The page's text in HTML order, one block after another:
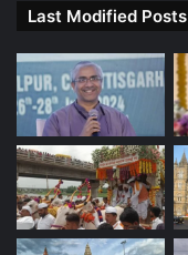
Last Modified Posts